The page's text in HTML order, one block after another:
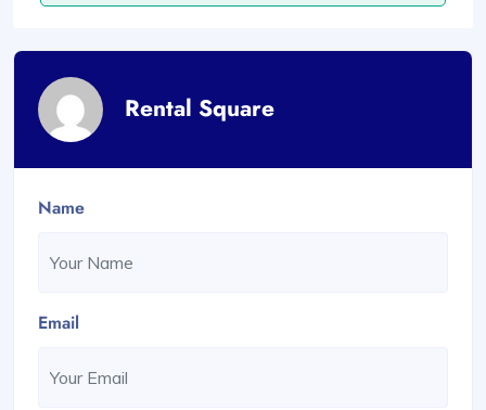
Rental Square
Name
Email